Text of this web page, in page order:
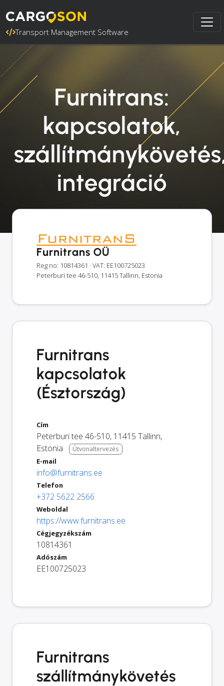
Transport Management Software
Furnitrans:
kapcsolatok,
integráció
Furnitrans OÜ
Reg no: 10814361 · VAT: EE100725023
Peterburi tee 46-510, 11415 Tallinn, Estonia
Furnitrans
kapcsolatok
(Észtország)
Cím
Peterburi tee 46-510, 11415 Tallinn,
Estonia
Útvonaltervezés
E-mail
info@furnitrans.ee
Telefon
+372 5622 2566
Weboldal
https://www.furnitrans.ee
Cégjegyzékszám
10814361
Adószám
EE100725023
Furnitrans
szállítmánykövetés